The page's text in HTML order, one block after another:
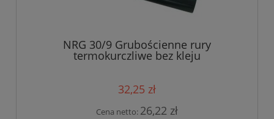
NRG 30/9 Grubościenne rury
termokurczliwe bez kleju
32,25 zł
Cena netto: 26,22 zł